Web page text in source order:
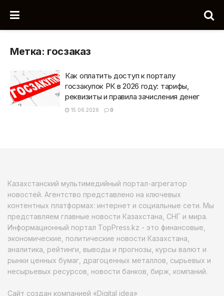
Метка: госзаказ
Как оплатить доступ к порталу
госзакупок РК в 2026 году: тарифы,
реквизиты и правила зачисления денег
15.06.2026 0
Казахстанский мультимедийный портал-агрегатор
новостей. Агентство представлено на ключевых
контентных платформах: интернет и социальные сети. Мы
представляем главные новости Казахстана, СНГ и мира.
Информационный портал TopPress.kz - это финансовые,
экономические, политические новости Казахстана,
аналитика, рейтинги, выводы и прогнозы, курсы валют и
рынки ценных бумаг, драгоценных металлов, сырьевых и
несырьевых ресурсов, новости банков, бирж, компаний.
Сайт создан компанией «Digital idea»